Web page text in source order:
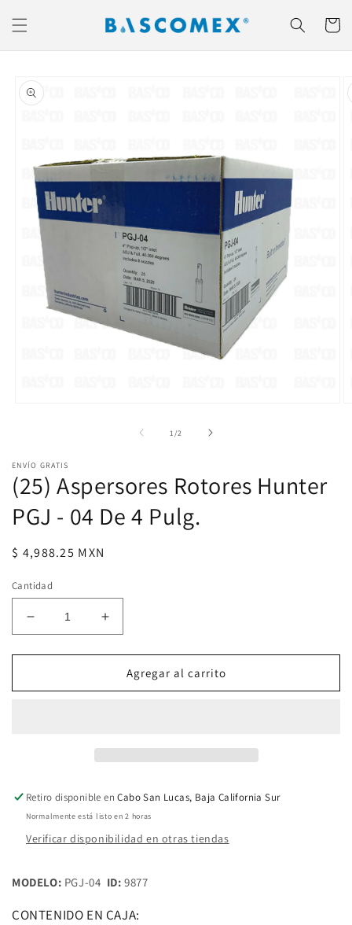
directamente
al contenido
Carrito
a la
información
una
ventana
modal
1/de2
ENVÍO GRATIS
(25) Aspersores Rotores Hunter
PGJ - 04 De 4 Pulg.
Precio
$ 4,988.25 MXN
Cantidad
Reducir
cantidad
para
Aspersores
4
Pulg.
Aumentar
cantidad
para
(25)
Aspersores
4
Pulg.
Agregar al carrito
Retiro disponible enCabo San Lucas, Baja California Sur
Normalmente está listo en 2 horas
Verificar disponibilidad en otras tiendas
MODELO: PGJ-04 ID: 9877
CONTENIDO EN CAJA: